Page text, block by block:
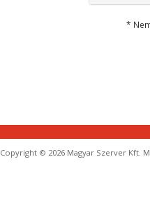
*
Copyright © 2026 Magyar Szerver Kft.